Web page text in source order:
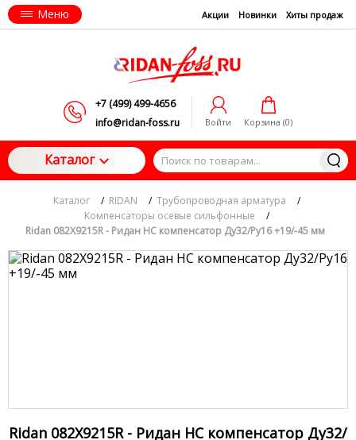
Меню Акции Новинки Хиты продаж
+7 (499) 499-4656
info@ridan-foss.ru
Войти Корзина (0)
Каталог
Каталог / RIDAN / Трубопроводная арматура
/
Компенсаторы осевые сильфонные
/
Ridan 082X9215R - Ридан НС компенсатор Ду32/Ру16 +19/-45 мм
Ridan 082X9215R - Ридан НС компенсатор Ду32/